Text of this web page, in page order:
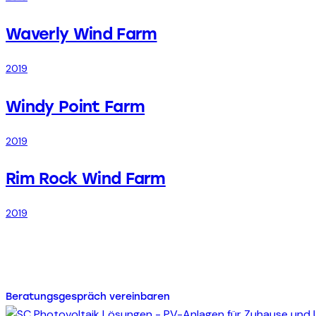
Waverly Wind Farm
2019
Windy Point Farm
2019
Rim Rock Wind Farm
2019
Beratungsgespräch vereinbaren